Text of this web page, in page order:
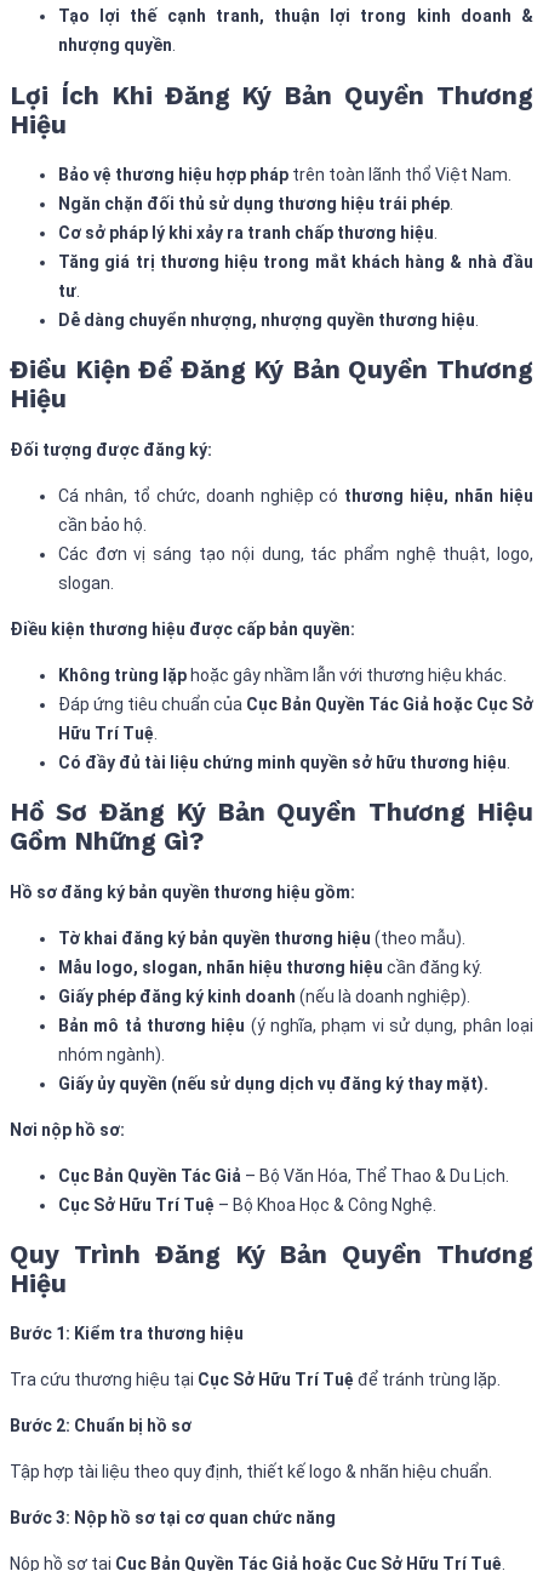
Tạo lợi thế cạnh tranh, thuận lợi trong kinh doanh &
nhượng quyền
Lợi Ích Khi Đăng Ký Bản Quyền Thương
Hiệu
Bảo vệ thương hiệu hợp pháp trên toàn lãnh thổ Việt Nam.
Ngăn chặn đối thủ sử dụng thương hiệu trái phép
Cơ sở pháp lý khi xảy ra tranh chấp thương hiệu
Tăng giá trị thương hiệu trong mắt khách hàng & nhà đầu
tư
Dễ dàng chuyển nhượng, nhượng quyền thương hiệu
Điều Kiện Để Đăng Ký Bản Quyền Thương
Hiệu
Đối tượng được đăng ký:
Cá nhân, tổ chức, doanh nghiệp có thương hiệu, nhãn hiệu
cần bảo hộ.
Các đơn vị sáng tạo nội dung, tác phẩm nghệ thuật, logo,
slogan.
Điều kiện thương hiệu được cấp bản quyền:
Không trùng lặp hoặc gây nhầm lẫn với thương hiệu khác.
Đáp ứng tiêu chuẩn của Cục Bản Quyền Tác Giả hoặc Cục Sở
Hữu Trí Tuệ
Có đầy đủ tài liệu chứng minh quyền sở hữu thương hiệu
Hồ Sơ Đăng Ký Bản Quyền Thương Hiệu
Gồm Những Gì?
Hồ sơ đăng ký bản quyền thương hiệu gồm:
Tờ khai đăng ký bản quyền thương hiệu (theo mẫu).
Mẫu logo, slogan, nhãn hiệu thương hiệu cần đăng ký.
Giấy phép đăng ký kinh doanh (nếu là doanh nghiệp).
Bản mô tả thương hiệu (ý nghĩa, phạm vi sử dụng, phân loại
nhóm ngành).
Giấy ủy quyền (nếu sử dụng dịch vụ đăng ký thay mặt).
Nơi nộp hồ sơ:
Cục Bản Quyền Tác Giả – Bộ Văn Hóa, Thể Thao & Du Lịch.
Cục Sở Hữu Trí Tuệ – Bộ Khoa Học & Công Nghệ.
Quy Trình Đăng Ký Bản Quyền Thương
Hiệu
Bước 1: Kiểm tra thương hiệu
Tra cứu thương hiệu tại Cục Sở Hữu Trí Tuệ để tránh trùng lặp.
Bước 2: Chuẩn bị hồ sơ
Tập hợp tài liệu theo quy định, thiết kế logo & nhãn hiệu chuẩn.
Bước 3: Nộp hồ sơ tại cơ quan chức năng
Nộp hồ sơ tại Cục Bản Quyền Tác Giả hoặc Cục Sở Hữu Trí Tuệ.